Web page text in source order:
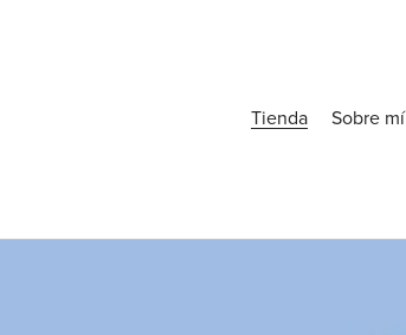
Tienda Sobre mí